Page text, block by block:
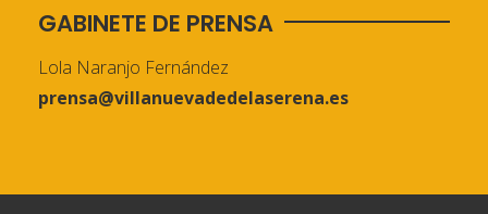
GABINETE DE PRENSA
Lola Naranjo Fernández
prensa@villanuevadedelaserena.es